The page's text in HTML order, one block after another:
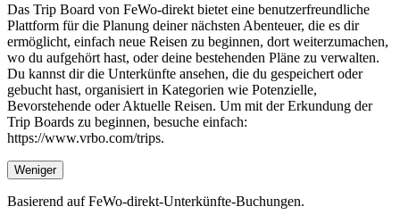
Das Trip Board von FeWo-direkt bietet eine benutzerfreundliche
Plattform für die Planung deiner nächsten Abenteuer, die es dir
ermöglicht, einfach neue Reisen zu beginnen, dort weiterzumachen,
wo du aufgehört hast, oder deine bestehenden Pläne zu verwalten.
Du kannst dir die Unterkünfte ansehen, die du gespeichert oder
gebucht hast, organisiert in Kategorien wie Potenzielle,
Bevorstehende oder Aktuelle Reisen. Um mit der Erkundung der
Trip Boards zu beginnen, besuche einfach:
https://www.vrbo.com/trips.
Weniger
Basierend auf FeWo-direkt-Unterkünfte-Buchungen.